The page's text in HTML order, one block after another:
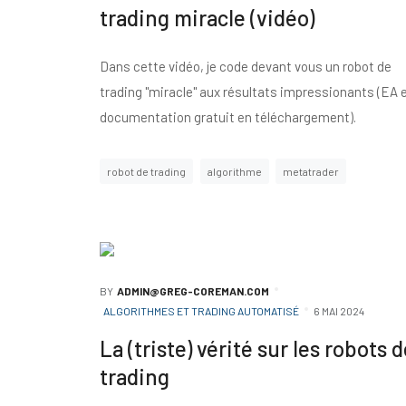
trading miracle (vidéo)
Dans cette vidéo, je code devant vous un robot de
trading "miracle" aux résultats impressionants (EA
documentation gratuit en téléchargement).
robot de trading algorithme metatrader
BY ADMIN@GREG-COREMAN.COM
ALGORITHMES ET TRADING AUTOMATISÉ
6 MAI 2024
La (triste) vérité sur les robots
trading